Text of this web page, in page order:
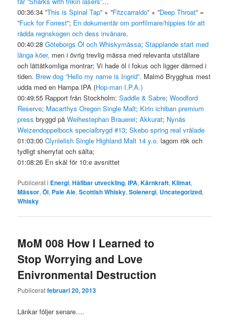
00:36:34 ”This is Spinal Tap” + ”Fitzcarraldo” + ”Deep Throat” =
”Fuck for Forrest”; En dokumentär om porrfilmare/hippies för att
rädda regnskogen och dess invånare.
00:40:28Göteborgs Öl och Whiskymässa; Stapplande start med
långa köer, men i övrig trevlig mässa med relevanta utställare
och lättåtkomliga montrar; Vi hade öl i fokus och ligger därmed i
tiden. Brew dog ”Hello my name is Ingrid”. Malmö Brygghus mest
udda med en Hampa IPA (Hop-man I.P.A.)
00:49:55 Rapport från Stockholm:Saddle & Sabre;Woodford
Reserve; Macarthys Oregon Single Malt; Kirin ichiban premium
press bryggd påWeihestephan Brauerei;Akkurat; Nynäs
Weizendoppelbock specialbrygd #13;Skebo spring real vrålade
01:03:00Clynlelish Single Highland Malt 14 y.o. lagom rök och
tydligt sherryfat och sälta;
01:08:26 En skål för 10:e avsnittet
Publicerat i Energi,Hållbar utveckling,IPA,Kärnkraft,Klimat,
Mässor,Öl, Pale Ale,Scottish Whisky,Solenergi, Uncategorized,
Whisky
MoM 008 How I Learned to
Stop Worrying and Love
Enivronmental Destruction
Publiceratfebruari 20, 2013
Länkar följer senare….